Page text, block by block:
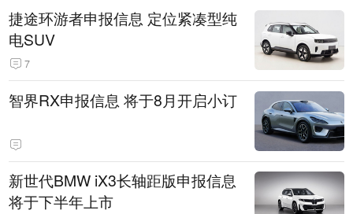
捷途环游者申报信息 定位紧凑型纯
电SUV
7
智界RX申报信息 将于8月开启小订
新世代BMW iX3长轴距版申报信息
将于下半年上市